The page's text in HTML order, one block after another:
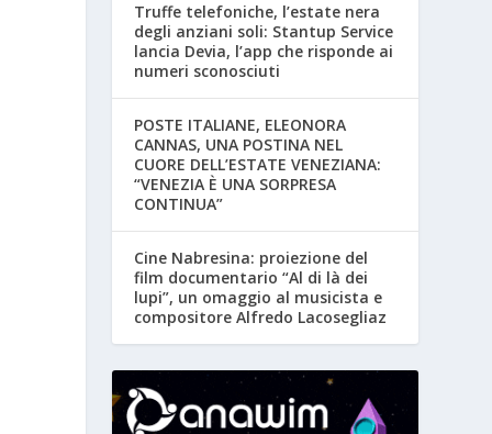
Truffe telefoniche, l’estate nera
degli anziani soli: Stantup Service
lancia Devia, l’app che risponde ai
numeri sconosciuti
POSTE ITALIANE, ELEONORA
CANNAS, UNA POSTINA NEL
CUORE DELL’ESTATE VENEZIANA:
“VENEZIA È UNA SORPRESA
CONTINUA”
Cine Nabresina: proiezione del
film documentario “Al di là dei
lupi”, un omaggio al musicista e
compositore Alfredo Lacosegliaz